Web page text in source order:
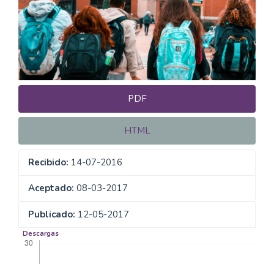
PDF
HTML
Recibido: 14-07-2016
Aceptado: 08-03-2017
Publicado: 12-05-2017
Descargas